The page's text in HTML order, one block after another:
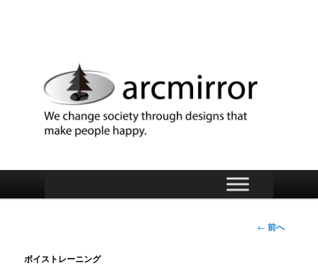
arcmirror
投
← 前へ
ボイストレーニング